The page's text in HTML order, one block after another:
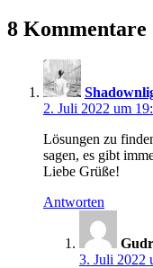
8 Kommentare
2. Juli 2022 um
Lösungen zu
sagen, es gibt
Liebe Grüße!
Antworten
3. Juli 2022